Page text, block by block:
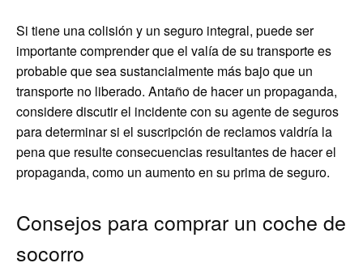
Si tiene una colisión y un seguro integral, puede ser
importante comprender que el valía de su transporte es
probable que sea sustancialmente más bajo que un
transporte no liberado. Antaño de hacer un propaganda,
considere discutir el incidente con su agente de seguros
para determinar si el suscripción de reclamos valdría la
pena que resulte consecuencias resultantes de hacer el
propaganda, como un aumento en su prima de seguro.
Consejos para comprar un coche de
socorro